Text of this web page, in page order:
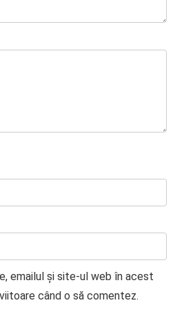
emailul și site-ul web în acest
când o să comentez.